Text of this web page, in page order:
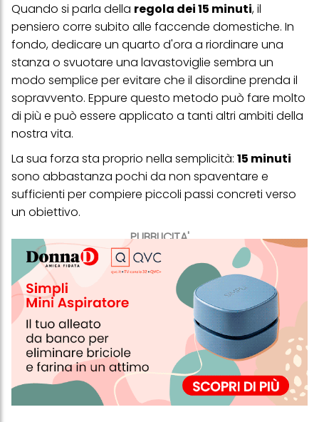
PUBBLICITA'
Quando si parla della regola dei 15 minuti, il
pensiero corre subito alle faccende domestiche. In
fondo, dedicare un quarto d'ora a riordinare una
stanza o svuotare una lavastoviglie sembra un
modo semplice per evitare che il disordine prenda il
sopravvento. Eppure questo metodo può fare molto
di più e può essere applicato a tanti altri ambiti della
nostra vita.
La sua forza sta proprio nella semplicità: 15 minuti
sono abbastanza pochi da non spaventare e
sufficienti per compiere piccoli passi concreti verso
un obiettivo.